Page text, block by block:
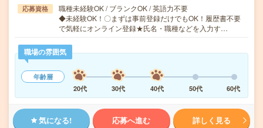
応募資格
職種未経験OK / ブランクOK / 英語力不要
◆未経験OK！〇まずは事前登録だけでもOK！履歴書不要
で気軽にオンライン登録★氏名・職種などを入力す…
職場の雰囲気
年齢層
20代
30代 40代 50代 60代
気になる! 応募へ進む 詳しく見る